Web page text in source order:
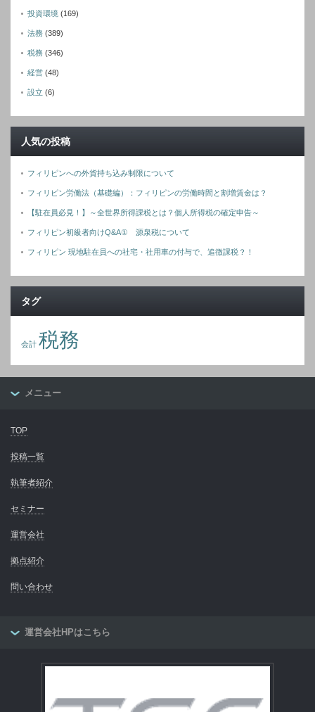
投資環境 (169)
法務 (389)
税務 (346)
経営 (48)
設立 (6)
人気の投稿
フィリピンへの外貨持ち込み制限について
フィリピン労働法（基礎編）：フィリピンの労働時間と割増賃金は？
【駐在員必見！】～全世界所得課税とは？個人所得税の確定申告～
フィリピン初級者向けQ&A① 源泉税について
フィリピン 現地駐在員への社宅・社用車の付与で、追徴課税？！
タグ
会計 税務
メニュー
TOP
投稿一覧
執筆者紹介
セミナー
運営会社
拠点紹介
問い合わせ
運営会社HPはこちら